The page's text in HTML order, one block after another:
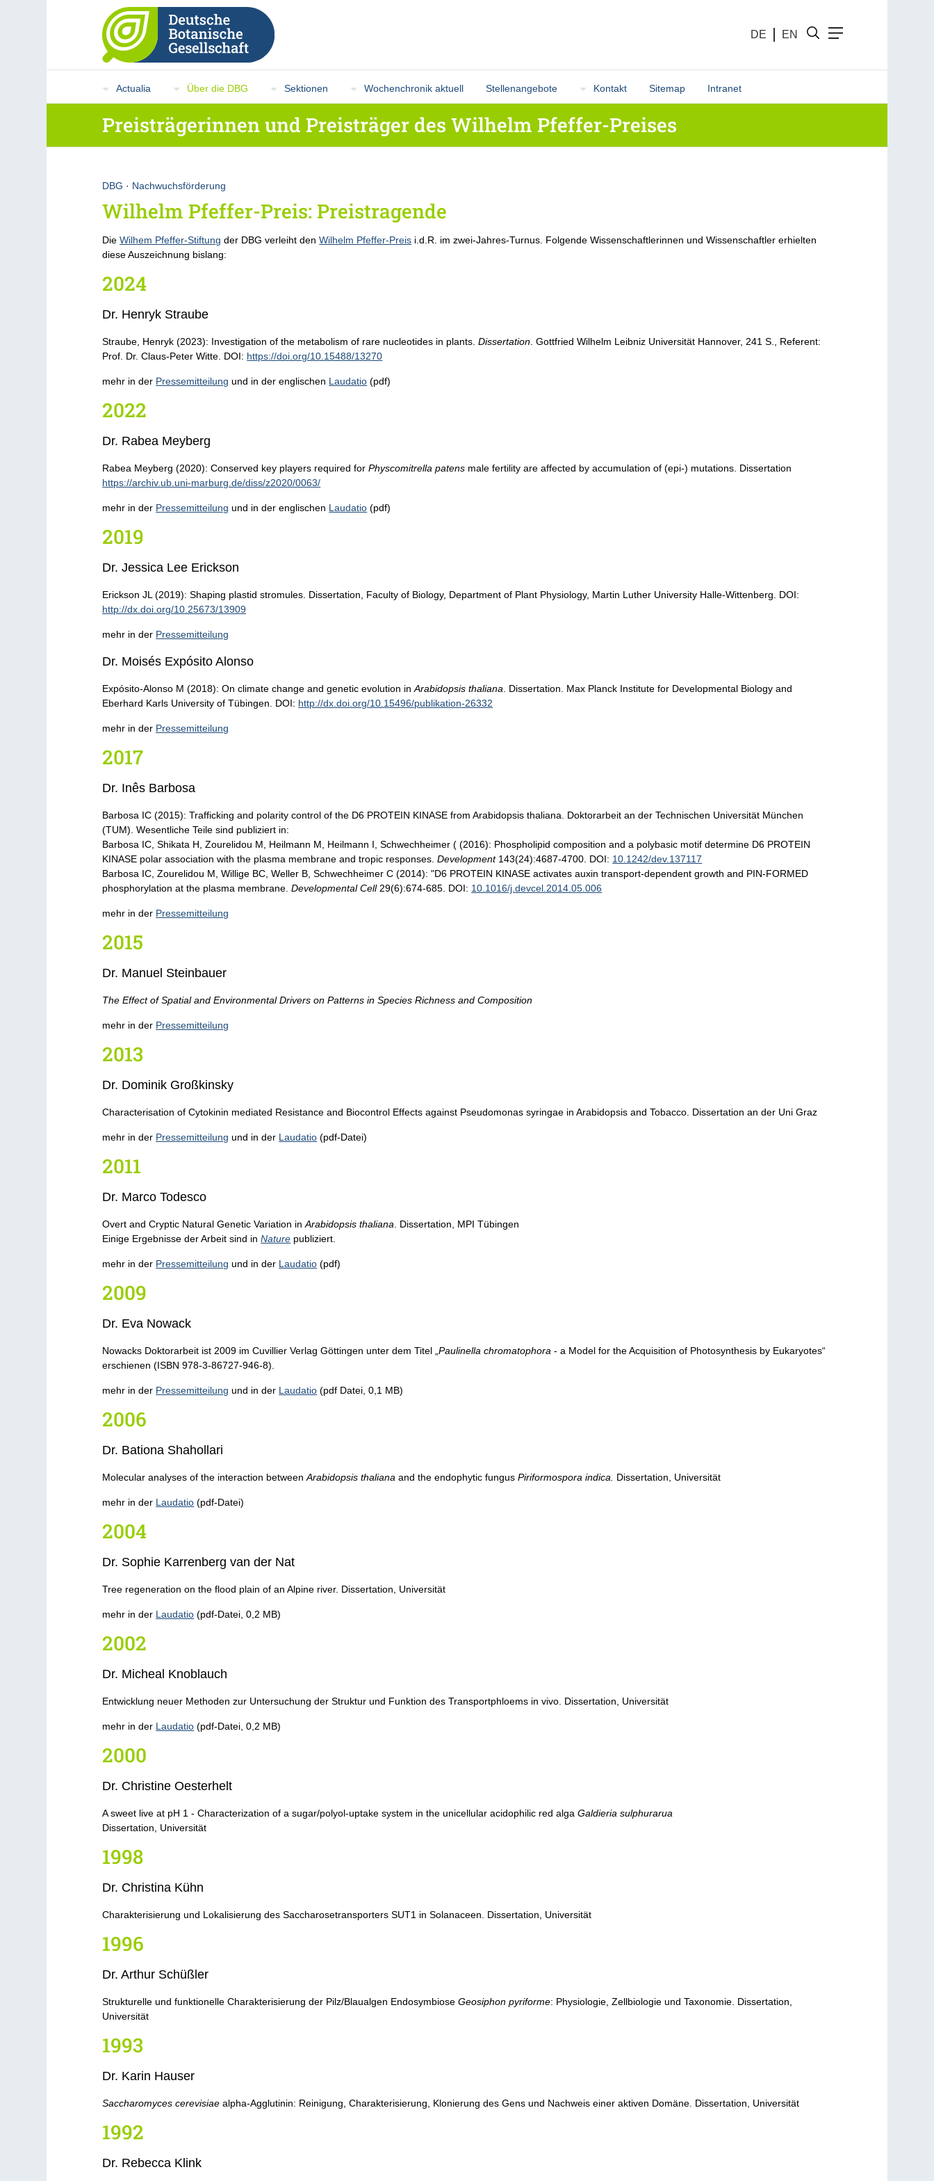
DE EN
Actualia Über die DBG Sektionen Wochenchronik aktuell Stellenangebote Kontakt Sitemap Intranet
Preisträgerinnen und Preisträger des Wilhelm Pfeffer-Preises
DBG · Nachwuchsförderung
Wilhelm Pfeffer-Preis: Preistragende
DieWilhem Pfeffer-Stiftung der DBG verleiht denWilhelm Pfeffer-Preis i.d.R. im zwei-Jahres-Turnus. Folgende Wissenschaftlerinnen und Wissenschaftler erhielten
diese Auszeichnung bislang:
2024
Dr. Henryk Straube
Straube, Henryk (2023): Investigation of the metabolism of rare nucleotides in plants.Dissertation . Gottfried Wilhelm Leibniz Universität Hannover, 241 S., Referent:
Prof. Dr. Claus-Peter Witte. DOI: https://doi.org/10.15488/13270
mehr in der Pressemitteilung und in der englischen Laudatio (pdf)
2022
Dr. Rabea Meyberg
Rabea Meyberg (2020): Conserved key players required forPhyscomitrella patens male fertility are affected by accumulation of (epi-) mutations. Dissertation
https://archiv.ub.uni-marburg.de/diss/z2020/0063/
mehr in der Pressemitteilung und in der englischen Laudatio (pdf)
2019
Dr. Jessica Lee Erickson
Erickson JL (2019): Shaping plastid stromules. Dissertation, Faculty of Biology, Department of Plant Physiology, Martin Luther University Halle-Wittenberg. DOI:
http://dx.doi.org/10.25673/13909
mehr in der Pressemitteilung
Dr. Moisés Expósito Alonso
Expósito-Alonso M (2018): On climate change and genetic evolution inArabidopsis thaliana . Dissertation. Max Planck Institute for Developmental Biology and
Eberhard Karls University of Tübingen. DOI: http://dx.doi.org/10.15496/publikation-26332
mehr in der Pressemitteilung
2017
Dr. Inês Barbosa
Barbosa IC (2015): Trafficking and polarity control of the D6 PROTEIN KINASE from Arabidopsis thaliana. Doktorarbeit an der Technischen Universität München
(TUM). Wesentliche Teile sind publiziert in:
Barbosa IC, Shikata H, Zourelidou M, Heilmann M, Heilmann I, Schwechheimer ( (2016): Phospholipid composition and a polybasic motif determine D6 PROTEIN
KINASE polar association with the plasma membrane and tropic responses.Development 143(24):4687-4700. DOI: 10.1242/dev.137117
Barbosa IC, Zourelidou M, Willige BC, Weller B, Schwechheimer C (2014): "D6 PROTEIN KINASE activates auxin transport-dependent growth and PIN-FORMED
phosphorylation at the plasma membrane.Developmental Cell29(6):674-685. DOI: 10.1016/j.devcel.2014.05.006
mehr in der Pressemitteilung
2015
Dr. Manuel Steinbauer
The Effect of Spatial and Environmental Drivers on Patterns in Species Richness and Composition
mehr in der Pressemitteilung
2013
Dr. Dominik Großkinsky
Characterisation of Cytokinin mediated Resistance and Biocontrol Effects against Pseudomonas syringae in Arabidopsis and Tobacco. Dissertation an der Uni Graz
mehr in der Pressemitteilung und in der Laudatio (pdf-Datei)
2011
Dr. Marco Todesco
Overt and Cryptic Natural Genetic Variation inArabidopsis thaliana . Dissertation, MPI Tübingen
Einige Ergebnisse der Arbeit sind inNature publiziert.
mehr in der Pressemitteilung und in der Laudatio (pdf)
2009
Dr. Eva Nowack
Nowacks Doktorarbeit ist 2009 im Cuvillier Verlag Göttingen unter dem Titel „Paulinella chromatophora - a Model for the Acquisition of Photosynthesis by Eukaryotes“
erschienen (ISBN 978-3-86727-946-8).
mehr in der Pressemitteilung und in der Laudatio (pdf Datei, 0,1 MB)
2006
Dr. Bationa Shahollari
Molecular analyses of the interaction betweenArabidopsis thaliana and the endophytic fungusPiriformospora indica. Dissertation, Universität
mehr in der Laudatio (pdf-Datei)
2004
Dr. Sophie Karrenberg van der Nat
Tree regeneration on the flood plain of an Alpine river. Dissertation, Universität
mehr in der Laudatio (pdf-Datei, 0,2 MB)
2002
Dr. Micheal Knoblauch
Entwicklung neuer Methoden zur Untersuchung der Struktur und Funktion des Transportphloems in vivo. Dissertation, Universität
mehr in der Laudatio (pdf-Datei, 0,2 MB)
2000
Dr. Christine Oesterhelt
A sweet live at pH 1 - Characterization of a sugar/polyol-uptake system in the unicellular acidophilic red algaGaldieria sulphurarua
Dissertation, Universität
1998
Dr. Christina Kühn
Charakterisierung und Lokalisierung des Saccharosetransporters SUT1 in Solanaceen. Dissertation, Universität
1996
Dr. Arthur Schüßler
Strukturelle und funktionelle Charakterisierung der Pilz/Blaualgen EndosymbioseGeosiphon pyriforme: Physiologie, Zellbiologie und Taxonomie. Dissertation,
Universität
1993
Dr. Karin Hauser
Saccharomyces cerevisiae alpha-Agglutinin: Reinigung, Charakterisierung, Klonierung des Gens und Nachweis einer aktiven Domäne. Dissertation, Universität
1992
Dr. Rebecca Klink